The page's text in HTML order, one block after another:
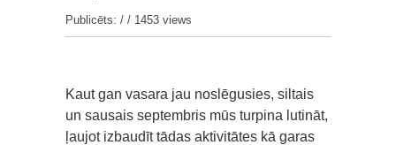
Publicēts: / / 1453 views
Kaut gan vasara jau noslēgusies, siltais
un sausais septembris mūs turpina lutināt,
ļaujot izbaudīt tādas aktivitātes kā garas